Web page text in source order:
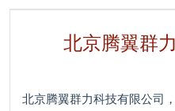
北京腾翼群
北京腾翼群力科技有限公司